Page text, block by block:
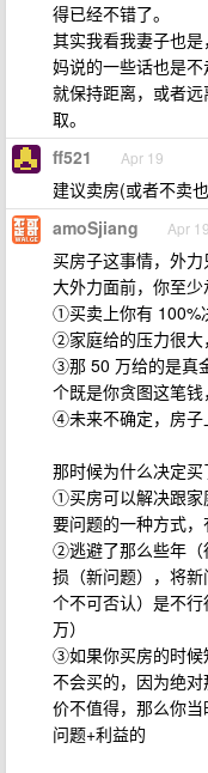
得已经不错了。
其实我看我妻子也
妈说的一些话也是
就保持距离，或者
取。
ff521 Apr 19
建议卖房(或者不卖
amoSjiang Apr 19
买房子这事情，外
大外力面前，你至
①买卖上你有 100%
②家庭给的压力很大
③那 50 万给的是真
个既是你贪图这笔
④未来不确定，房子
那时候为什么决定买
①买房可以解决跟家
要问题的一种方式
②逃避了那么些年（
损（新问题），将
个不可否认）是不
万）
③如果你买房的时候
不会买的，因为绝
价不值得，那么你
问题+利益的